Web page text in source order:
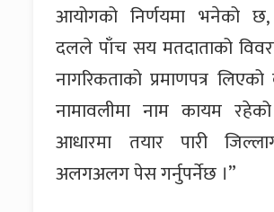
आयोगको निर्णयमा भनेको छ,
दलले पाँच सय मतदाताको
नागरिकताको प्रमाणपत्र
नामावलीमा नाम कायम
आधारमा तयार पारी
अलगअलग पेस गर्नुपर्नेछ ।”